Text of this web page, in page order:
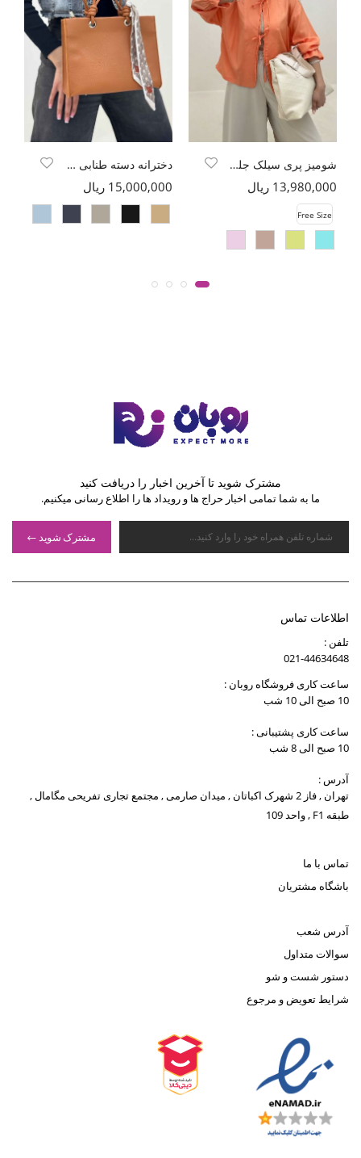
شومیز پری سیلک جلو دو بند مچ کش
13,980,000 ریال
Free Size
دخترانه دسته طنابی 1860
15,000,000 ریال
مشترک شوید تا آخرین اخبار را دریافت کنید
ما به شما تمامی اخبار حراج ها و رویداد ها را اطلاع رسانی میکنیم.
مشترک شوید
اطلاعات تماس
تلفن :
021-44634648
ساعت کاری فروشگاه روبان :
10 صبح الی 10 شب
ساعت کاری پشتیبانی :
10 صبح الی 8 شب
آدرس :
تهران , فاز 2 شهرک اکباتان , میدان صارمی , مجتمع تجاری تفریحی مگامال ,
طبقه F1 , واحد 109
تماس با ما
باشگاه مشتریان
آدرس شعب
سوالات متداول
دستور شست و شو
شرایط تعویض و مرجوع